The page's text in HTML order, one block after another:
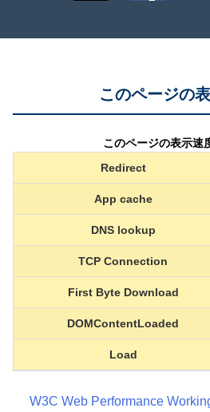
このページの
このページの表示速
Redirect
App cache
DNS lookup
TCP Connection
First Byte Download
DOMContentLoaded
Load
W3C Web Performance